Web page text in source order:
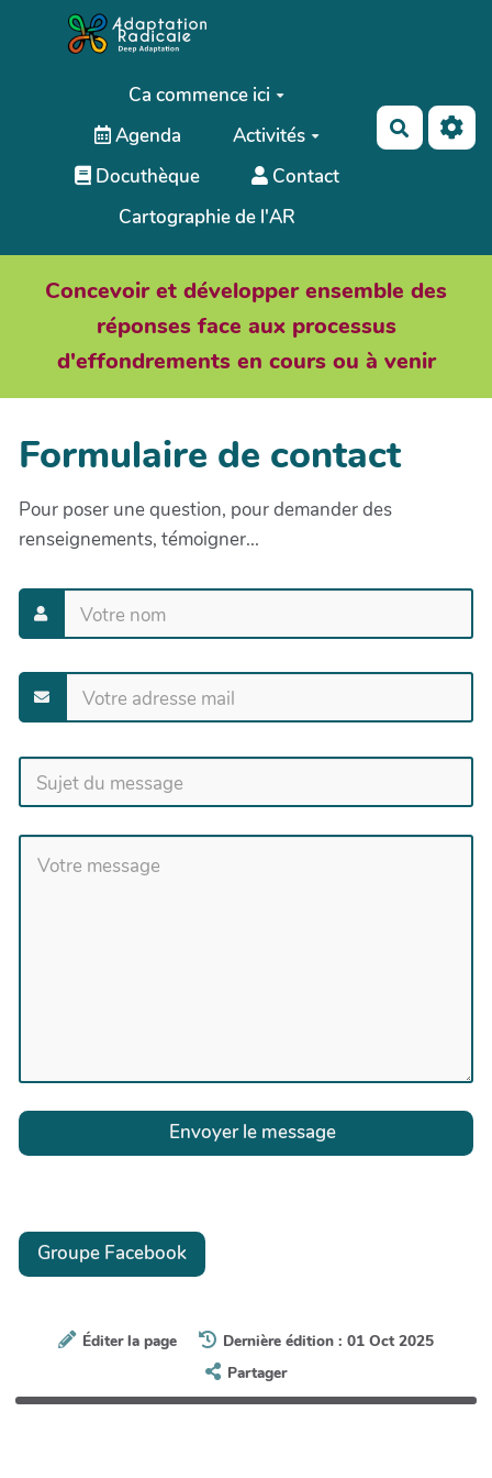
Aller au contenu principal
Ca commence ici
Agenda
Activités
Docuthèque
Contact
Cartographie de l'AR
Concevoir et développer ensemble des
réponses face aux processus
d'effondrements en cours ou à venir
Formulaire de contact
Pour poser une question, pour demander des
renseignements, témoigner...
Envoyer le message
Groupe Facebook
Éditer la page
Dernière édition : 01 Oct 2025
Partager